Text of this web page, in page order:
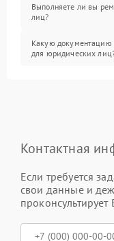
Выполняете ли вы
лиц?
Какую документацию
для юридических
Контактная
Если требуется
свои данные и
проконсультирует